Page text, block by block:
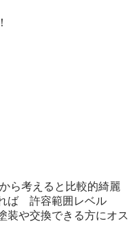
ら考えると比較的綺麗
ば　許容範囲レベル
装や交換できる方にオス